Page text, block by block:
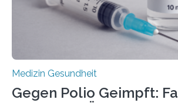
Medulloblastoms gefunden. Die
Stiftung unterstützte das Projekt…
Medizin Gesundheit
Gegen Polio Geimpft: